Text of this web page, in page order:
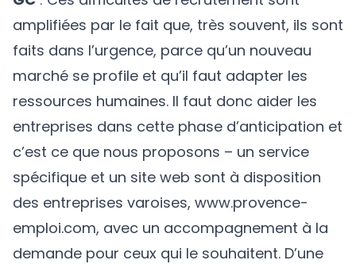
amplifiées par le fait que, très souvent, ils sont
faits dans l’urgence, parce qu’un nouveau
marché se profile et qu’il faut adapter les
ressources humaines. Il faut donc aider les
entreprises dans cette phase d’anticipation et
c’est ce que nous proposons – un service
spécifique et un site web sont à disposition
des entreprises varoises, www.provence-
emploi.com, avec un accompagnement à la
demande pour ceux qui le souhaitent. D’une